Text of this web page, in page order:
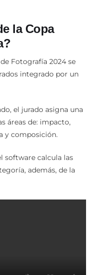
la Copa
Fotografía 2024 se
integrado por un
el jurado asigna una
áreas de: impacto,
y composición.
software calcula las
además, de la